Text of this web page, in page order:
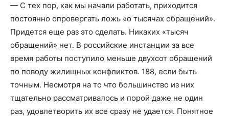
— С тех пор, как мы начали работать, приходится
постоянно опровергать ложь «о тысячах обращений».
Придется еще раз это сделать. Никаких «тысяч
обращений» нет. В российские инстанции за все
время работы поступило меньше двухсот обращений
по поводу жилищных конфликтов. 188, если быть
точным. Несмотря на то что большинство из них
тщательно рассматривалось и порой даже не один
раз, удовлетворить их все сразу не удается. Понятное